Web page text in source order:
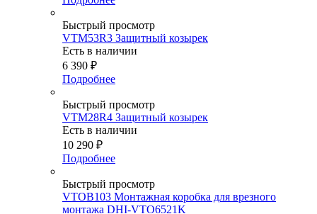
Быстрый просмотр
VTM53R3 Защитный козырек
Есть в наличии
6 390 ₽
Подробнее
Быстрый просмотр
VTM28R4 Защитный козырек
Есть в наличии
10 290 ₽
Подробнее
Быстрый просмотр
VTOB103 Монтажная коробка для врезного
монтажа DHI-VTO6521K